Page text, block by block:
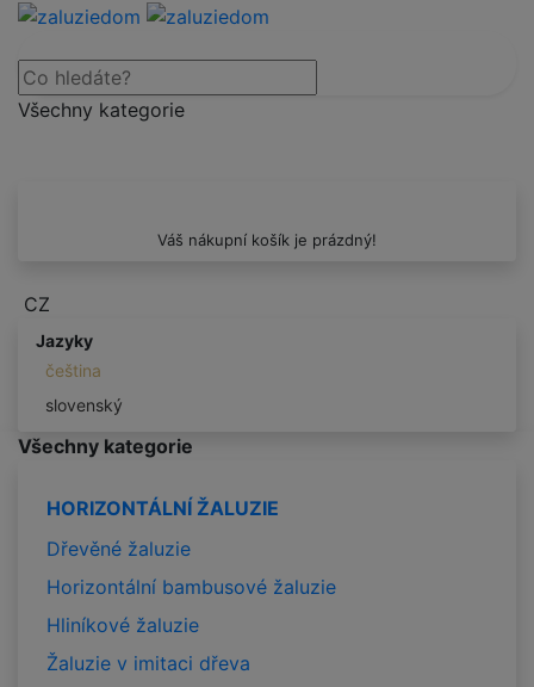
Všechny kategorie
Váš nákupní košík je prázdný!
CZ
Jazyky
čeština
slovenský
Všechny kategorie
HORIZONTÁLNÍ ŽALUZIE
Dřevěné žaluzie
Horizontální bambusové žaluzie
Hliníkové žaluzie
Žaluzie v imitaci dřeva